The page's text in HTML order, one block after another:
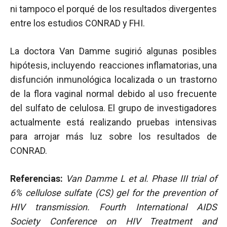
ni tampoco el porqué de los resultados divergentes
entre los estudios CONRAD y FHI.
La doctora Van Damme sugirió algunas posibles
hipótesis, incluyendo reacciones inflamatorias, una
disfunción inmunológica localizada o un trastorno
de la flora vaginal normal debido al uso frecuente
del sulfato de celulosa. El grupo de investigadores
actualmente está realizando pruebas intensivas
para arrojar más luz sobre los resultados de
CONRAD.
Referencias: Van Damme L et al. Phase III trial of
6% cellulose sulfate (CS) gel for the prevention of
HIV transmission. Fourth International AIDS
Society Conference on HIV Treatment and